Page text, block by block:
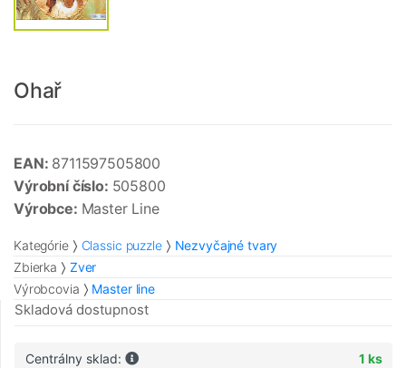
Ohař
EAN: 8711597505800
Výrobní číslo: 505800
Výrobce: Master Line
Kategórie Classic puzzle
Nezvyčajné tvary
Zbierka
Zver
Výrobcovia
Master line
Skladová dostupnost
Centrálny sklad: 1 ks